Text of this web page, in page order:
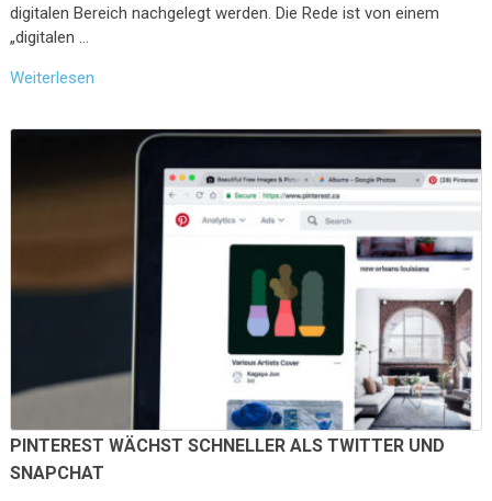
digitalen Bereich nachgelegt werden. Die Rede ist von einem
„digitalen …
Weiterlesen
PINTEREST WÄCHST SCHNELLER ALS TWITTER UND
SNAPCHAT